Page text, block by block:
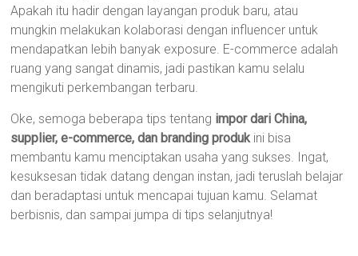
Apakah itu hadir dengan layangan produk baru, atau
mungkin melakukan kolaborasi dengan influencer untuk
mendapatkan lebih banyak exposure. E-commerce adalah
ruang yang sangat dinamis, jadi pastikan kamu selalu
mengikuti perkembangan terbaru.
Oke, semoga beberapa tips tentang impor dari China,
supplier, e-commerce, dan branding produkini bisa
membantu kamu menciptakan usaha yang sukses. Ingat,
kesuksesan tidak datang dengan instan, jadi teruslah belajar
dan beradaptasi untuk mencapai tujuan kamu. Selamat
berbisnis, dan sampai jumpa di tips selanjutnya!